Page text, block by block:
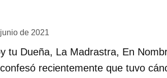
de 2021
tu Dueña, La Madrastra, En
recientemente que tuvo